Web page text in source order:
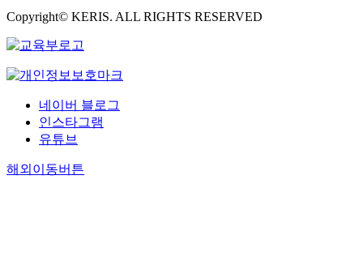
Copyright© KERIS. ALL RIGHTS RESERVED
네이버 블로그
인스타그램
유튜브
해외이동버튼